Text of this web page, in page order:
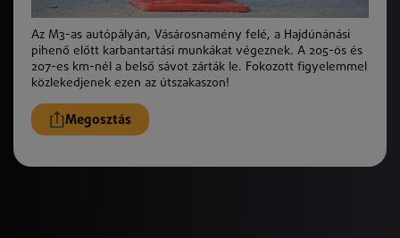
Az M3-as autópályán, Vásárosnamény felé, a Hajdúnánási
pihenő előtt karbantartási munkákat végeznek. A 205-ös és
207-es km-nél a belső sávot zárták le. Fokozott figyelemmel
közlekedjenek ezen az útszakaszon!
Megosztás